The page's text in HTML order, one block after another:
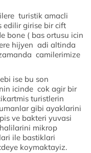
turistik amacli
edilir girise bir cift
bone ( bas ortusu icin
hijyen adi altinda
camilerimize
ise bu son
icinde cok agir bir
turistlerin
gibi ayaklarini
ve bakteri yuvasi
mikrop
ile bastiklari
koymaktayiz.